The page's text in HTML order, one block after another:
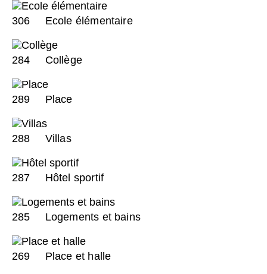
306 Ecole élémentaire
284 Collège
289 Place
288 Villas
287 Hôtel sportif
285 Logements et bains
269 Place et halle